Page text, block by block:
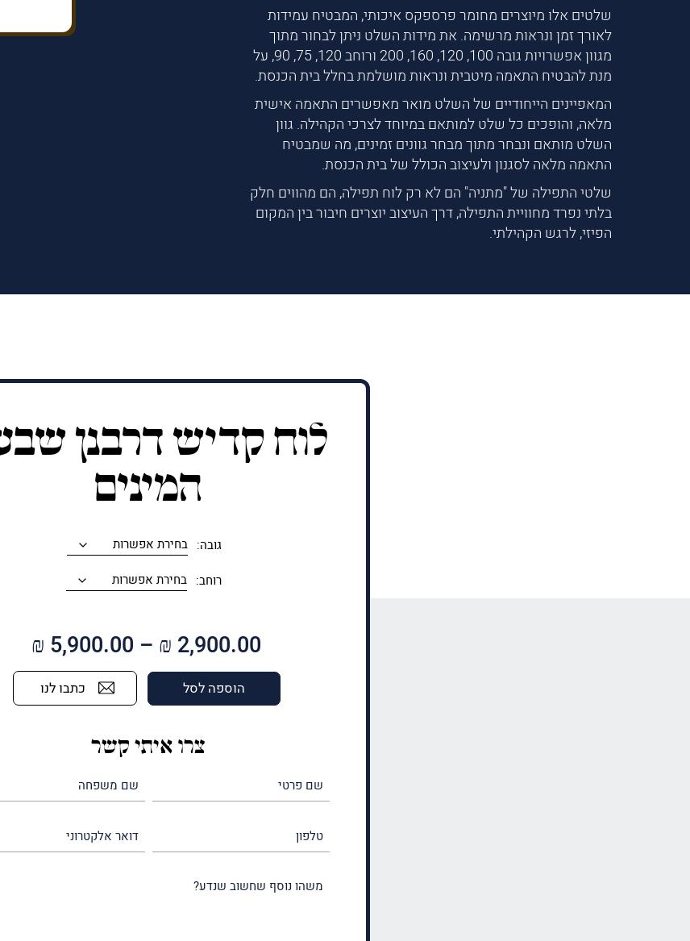
שלטים אלו מיוצרים מחומר פרספקס איכותי, המבטיח עמידות
לאורך זמן ונראות מרשימה. את מידות השלט ניתן לבחור מתוך
מגוון אפשרויות גובה 100, 120, 160, 200 ורוחב 120, 75, 90, על
מנת להבטיח התאמה מיטבית ונראות מושלמת בחלל בית הכנסת.
המאפיינים הייחודיים של השלט מואר מאפשרים התאמה אישית
מלאה, והופכים כל שלט למותאם במיוחד לצרכי הקהילה. גוון
השלט מותאם ונבחר מתוך מבחר גוונים זמינים, מה שמבטיח
התאמה מלאה לסגנון ולעיצוב הכולל של בית הכנסת.
שלטי התפילה של "מתניה" הם לא רק לוח תפילה, הם מהווים חלק
בלתי נפרד מחוויית התפילה, דרך העיצוב יוצרים חיבור בין המקום
הפיזי, לרגש הקהילתי.
לוח קדיש דרבנן
המינים
גובה:
רוחב:
₪ 2,900.00
–
₪ 5,900.00 טווח
הוספה לסל כתבו לנו
צרו איתי קשר